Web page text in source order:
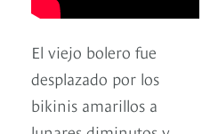
El viejo bolero fue
desplazado por los
bikinis amarillos a